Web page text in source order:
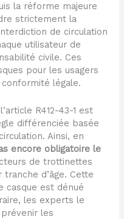
la réforme majeure
strictement la
de circulation
utilisateur de
civile. Ces
pour les usagers
légale.
R412-43-1 est
différenciée basée
Ainsi, en
encore obligatoire le
de trottinettes
d’âge. Cette
casque est dénué
les experts le
les